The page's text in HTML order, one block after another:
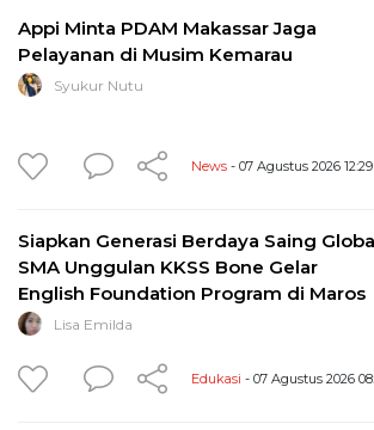
Appi Minta PDAM Makassar Jaga
Pelayanan di Musim Kemarau
Syukur Nutu
News - 07 Agustus 2026 12:29
Siapkan Generasi Berdaya Saing
SMA Unggulan KKSS Bone Gelar
English Foundation Program di Maros
Lisa Emilda
Edukasi - 07 Agustus 2026